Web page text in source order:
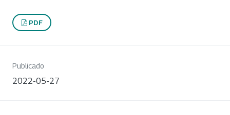
PDF
Publicado
2022-05-27